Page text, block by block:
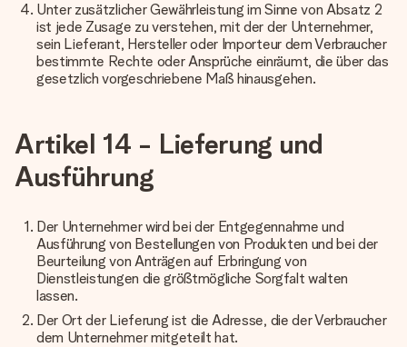
Unter zusätzlicher Gewährleistung im Sinne von Absatz 2
ist jede Zusage zu verstehen, mit der der Unternehmer,
sein Lieferant, Hersteller oder Importeur dem Verbraucher
bestimmte Rechte oder Ansprüche einräumt, die über das
gesetzlich vorgeschriebene Maß hinausgehen.
Artikel 14 - Lieferung und
Ausführung
Der Unternehmer wird bei der Entgegennahme und
Ausführung von Bestellungen von Produkten und bei der
Beurteilung von Anträgen auf Erbringung von
Dienstleistungen die größtmögliche Sorgfalt walten
lassen.
Der Ort der Lieferung ist die Adresse, die der Verbraucher
dem Unternehmer mitgeteilt hat.